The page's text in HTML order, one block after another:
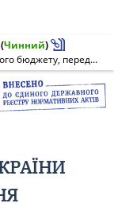
(Чинний)
Про перерозподіл деяких видатків державного бюджету, передбачених Міністерству культури на 2016 рік